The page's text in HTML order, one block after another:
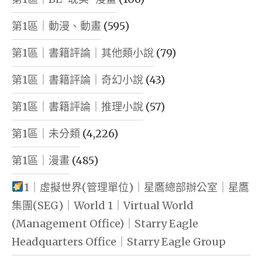
第1區｜動漫、動畫 (595)
第1區｜書籍評論｜其他類小說 (79)
第1區｜書籍評論｜奇幻小說 (43)
第1區｜書籍評論｜推理小說 (57)
第1區｜未分類 (4,226)
第1區｜漫畫 (485)
1｜虛擬世界(管理單位)｜星鷹總部辦公室｜星鷹
集團(SEG)｜World 1｜Virtual World
(Management Office)｜Starry Eagle
Headquarters Office｜Starry Eagle Group